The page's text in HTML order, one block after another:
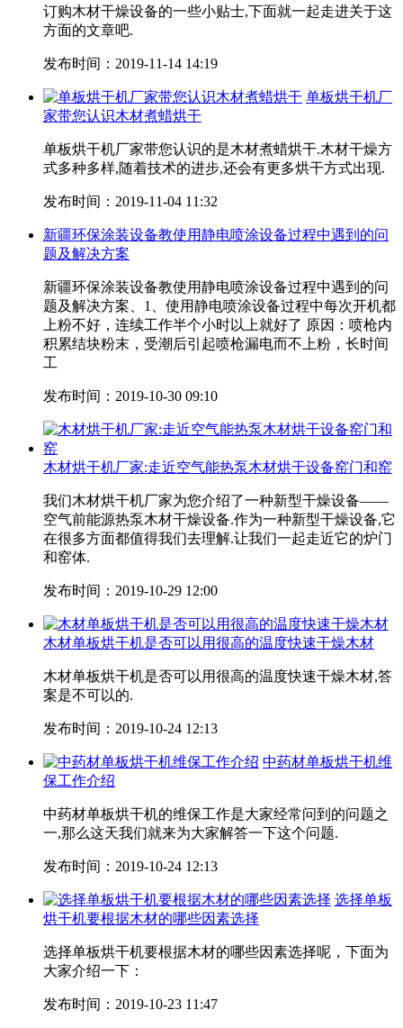
订购木材干燥设备的一些小贴士,下面就一起走进关于这
方面的文章吧.
发布时间：2019-11-14 14:19
单板烘干机厂
家带您认识木材煮蜡烘干
单板烘干机厂家带您认识的是木材煮蜡烘干.木材干燥方
式多种多样,随着技术的进步,还会有更多烘干方式出现.
发布时间：2019-11-04 11:32
新疆环保涂装设备教使用静电喷涂设备过程中遇到的问
题及解决方案
新疆环保涂装设备教使用静电喷涂设备过程中遇到的问
题及解决方案、1、使用静电喷涂设备过程中每次开机都
上粉不好，连续工作半个小时以上就好了 原因：喷枪内
积累结块粉末，受潮后引起喷枪漏电而不上粉，长时间
工
发布时间：2019-10-30 09:10
木材烘干机厂家:走近空气能热泵木材烘干设备窑门和窑
我们木材烘干机厂家为您介绍了一种新型干燥设备——
空气前能源热泵木材干燥设备.作为一种新型干燥设备,它
在很多方面都值得我们去理解.让我们一起走近它的炉门
和窑体.
发布时间：2019-10-29 12:00
木材单板烘干机是否可以用很高的温度快速干燥木材
木材单板烘干机是否可以用很高的温度快速干燥木材,答
案是不可以的.
发布时间：2019-10-24 12:13
中药材单板烘干机维
保工作介绍
中药材单板烘干机的维保工作是大家经常问到的问题之
一,那么这天我们就来为大家解答一下这个问题.
发布时间：2019-10-24 12:13
选择单板
烘干机要根据木材的哪些因素选择
选择单板烘干机要根据木材的哪些因素选择呢，下面为
大家介绍一下：
发布时间：2019-10-23 11:47